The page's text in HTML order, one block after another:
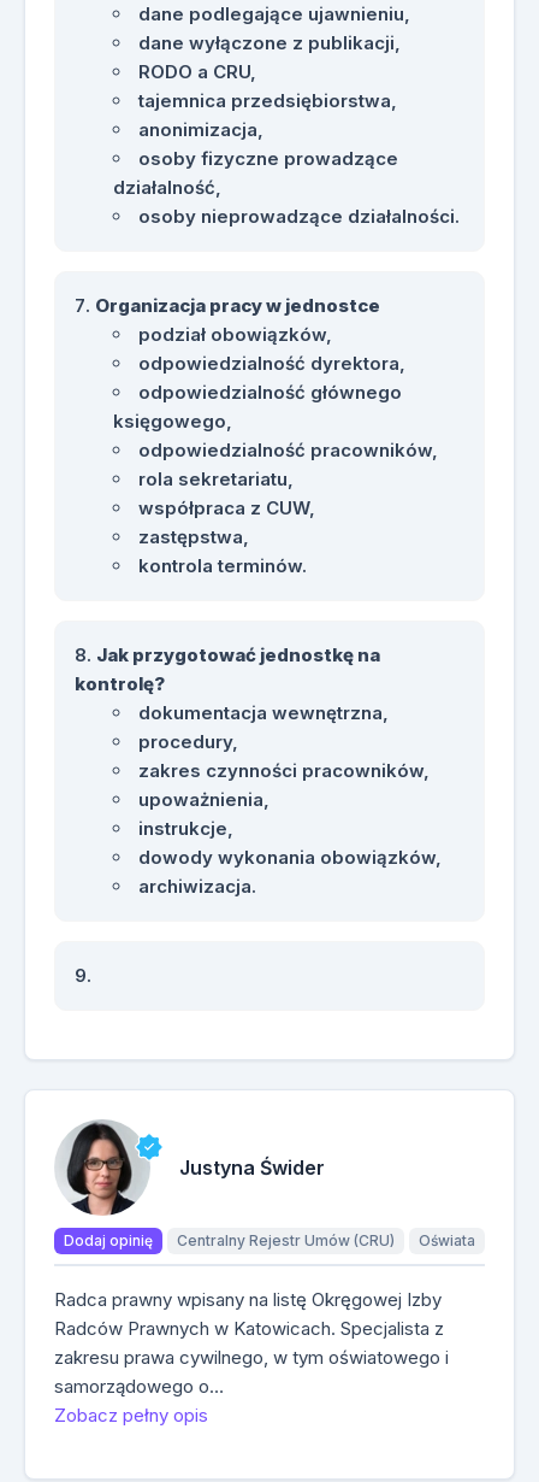
dane podlegające ujawnieniu,
dane wyłączone z publikacji,
RODO a CRU,
tajemnica przedsiębiorstwa,
anonimizacja,
osoby fizyczne prowadzące
działalność,
osoby nieprowadzące działalności.
Organizacja pracy w jednostce
podział obowiązków,
odpowiedzialność dyrektora,
odpowiedzialność głównego
księgowego,
odpowiedzialność pracowników,
rola sekretariatu,
współpraca z CUW,
zastępstwa,
kontrola terminów.
Jak przygotować jednostkę na
kontrolę?
dokumentacja wewnętrzna,
procedury,
zakres czynności pracowników,
upoważnienia,
instrukcje,
dowody wykonania obowiązków,
archiwizacja.
Justyna Świder
Dodaj opinię Centralny Rejestr Umów (CRU) Oświata
Radca prawny wpisany na listę Okręgowej Izby
Radców Prawnych w Katowicach. Specjalista z
zakresu prawa cywilnego, w tym oświatowego i
samorządowego o…
Zobacz pełny opis